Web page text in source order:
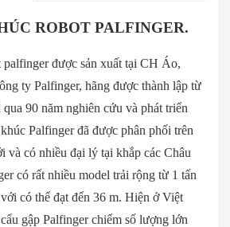
ROBOT PALFINGER.
palfinger được sản xuất tại CH Áo,
ty Palfinger, hãng được thành lập từ
90 năm nghiên cứu và phát triển
Palfinger đã được phân phối trên
và có nhiều đại lý tại khắp các Châu
có rất nhiều model trải rộng từ 1 tấn
có thể đạt đến 36 m. Hiện ở Việt
gập Palfinger chiếm số lượng lớn